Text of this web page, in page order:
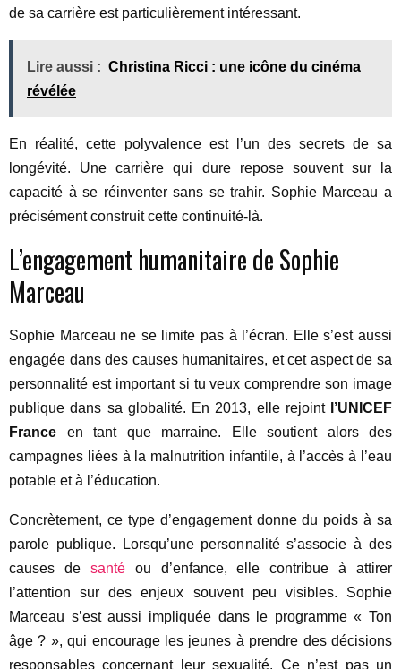
de sa carrière est particulièrement intéressant.
Lire aussi : Christina Ricci : une icône du cinéma
révélée
En réalité, cette polyvalence est l’un des secrets de sa
longévité. Une carrière qui dure repose souvent sur la
capacité à se réinventer sans se trahir. Sophie Marceau a
précisément construit cette continuité-là.
L’engagement humanitaire de Sophie
Marceau
Sophie Marceau ne se limite pas à l’écran. Elle s’est aussi
engagée dans des causes humanitaires, et cet aspect de sa
personnalité est important si tu veux comprendre son image
publique dans sa globalité. En 2013, elle rejoint l’UNICEF
France en tant que marraine. Elle soutient alors des
campagnes liées à la malnutrition infantile, à l’accès à l’eau
potable et à l’éducation.
Concrètement, ce type d’engagement donne du poids à sa
parole publique. Lorsqu’une personnalité s’associe à des
causes de santéou d’enfance, elle contribue à attirer
l’attention sur des enjeux souvent peu visibles. Sophie
Marceau s’est aussi impliquée dans le programme « Ton
âge ? », qui encourage les jeunes à prendre des décisions
responsables concernant leur sexualité. Ce n’est pas un